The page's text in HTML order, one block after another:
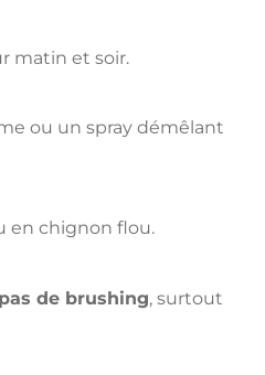
matin et soir.
ou un spray démêlant
en chignon flou.
de brushing, surtout